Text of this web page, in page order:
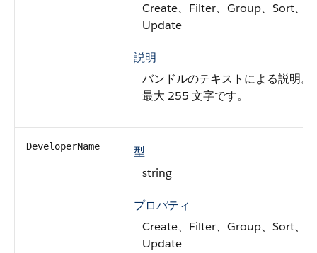
Create、Filter、Group、Sort、
Update
説明
バンドルのテキストによる説明。
最大 255 文字です。
DeveloperName
型
string
プロパティ
Create、Filter、Group、Sort、
Update